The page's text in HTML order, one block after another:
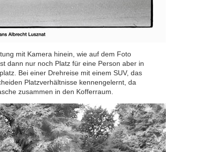
mit Kamera hinein, wie auf dem Foto
dann nur noch Platz für eine Person aber in
Bei einer Drehreise mit einem SUV, das
Platzverhältnisse kennengelernt, da
zusammen in den Kofferraum.